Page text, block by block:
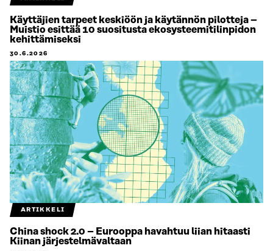
Käyttäjien tarpeet keskiöön ja käytännön pilotteja –
Muistio esittää 10 suositusta ekosysteemitilinpidon
kehittämiseksi
30.6.2026
ARTIKKELI
China shock 2.0 – Eurooppa havahtuu liian hitaasti
Kiinan järjestelmävaltaan